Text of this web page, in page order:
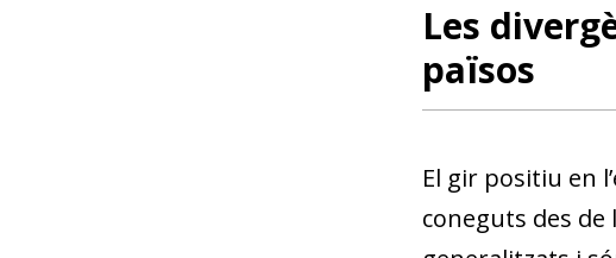
Les
països
El gir positiu en
coneguts des de